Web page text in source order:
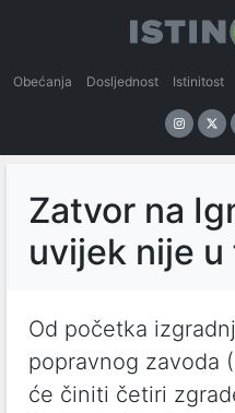
Obećanja Dosljednost Istinitost
Zatvor na
uvijek nije
Od početka
popravnog zavoda
će činiti četiri